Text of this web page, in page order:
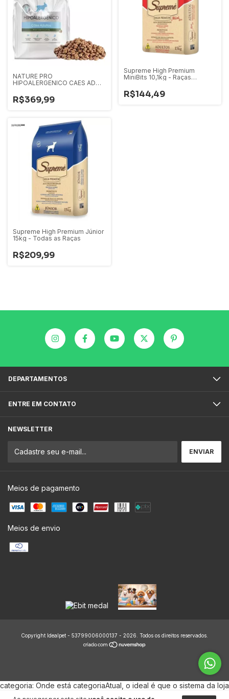
NATURE PRO
HIPOALERGENICO CAES AD
R$369,99
Supreme High Premium
MiniBits 10,1kg - Raças
R$144,49
Supreme High Premium Júnior
15kg - Todas as Raças
R$209,99
DEPARTAMENTOS
ENTRE EM CONTATO
NEWSLETTER
Meios de pagamento
Meios de envio
Copyright Idealpet - 53799006000137 - 2026. Todos os direitos reservados.
categoria: Onde está categoriaAtual, o ideal é que o sistema da loja
injete o nome da categoria. Se você não sabe o código técnico da